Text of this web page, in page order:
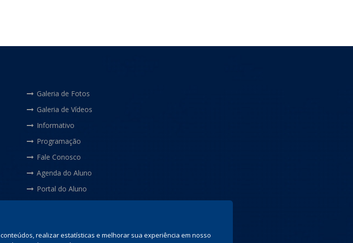
Galeria de Fotos
Galeria de Vídeos
Informativo
Programação
Fale Conosco
Agenda do Aluno
Portal do Aluno
realizar estatísticas e melhorar sua experiência em nosso